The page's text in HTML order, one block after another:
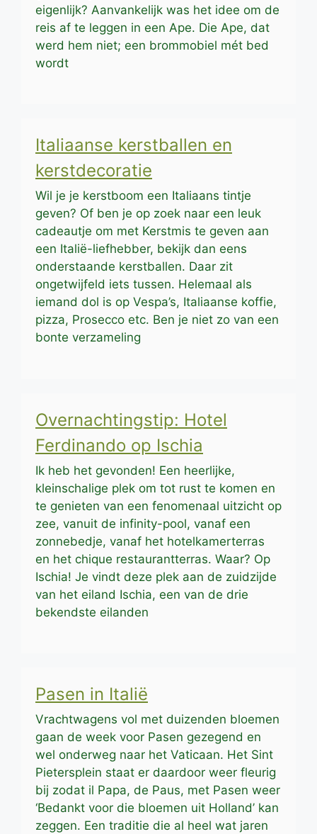
eigenlijk? Aanvankelijk was het idee om de
reis af te leggen in een Ape. Die Ape, dat
werd hem niet; een brommobiel mét bed
wordt
Italiaanse kerstballen en
kerstdecoratie
Wil je je kerstboom een Italiaans tintje
geven? Of ben je op zoek naar een leuk
cadeautje om met Kerstmis te geven aan
een Italië-liefhebber, bekijk dan eens
onderstaande kerstballen. Daar zit
ongetwijfeld iets tussen. Helemaal als
iemand dol is op Vespa’s, Italiaanse koffie,
pizza, Prosecco etc. Ben je niet zo van een
bonte verzameling
Overnachtingstip: Hotel
Ferdinando op Ischia
Ik heb het gevonden! Een heerlijke,
kleinschalige plek om tot rust te komen en
te genieten van een fenomenaal uitzicht op
zee, vanuit de infinity-pool, vanaf een
zonnebedje, vanaf het hotelkamerterras
en het chique restaurantterras. Waar? Op
Ischia! Je vindt deze plek aan de zuidzijde
van het eiland Ischia, een van de drie
bekendste eilanden
Pasen in Italië
Vrachtwagens vol met duizenden bloemen
gaan de week voor Pasen gezegend en
wel onderweg naar het Vaticaan. Het Sint
Pietersplein staat er daardoor weer fleurig
bij zodat il Papa, de Paus, met Pasen weer
‘Bedankt voor die bloemen uit Holland’ kan
zeggen. Een traditie die al heel wat jaren